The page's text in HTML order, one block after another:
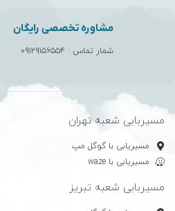
مشاوره تخصصی رایگان
شمار تماس : ۰۹۱۲۹۱۵۶۵۵۴
مسیربابی شعبه تهران
مسیریابی با گوگل مپ
مسیریابی با waze
مسیربابی شعبه تبریز